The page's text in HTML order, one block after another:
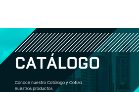
CATÁLOGO
Conoce nuestro Catálogo y Cotiza
nuestros productos.